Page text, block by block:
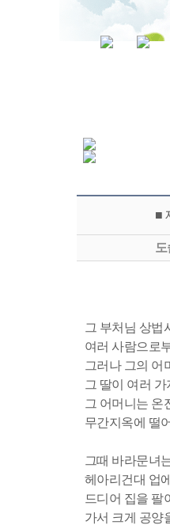
■
그 부처님 상법
여러 사람으로
그러나 그의 어
그 딸이 여러
그 어머니는 온
무간지옥에 떨
그때 바라문녀
헤아리건대 업
드디어 집을 팔
가서 크게 공양